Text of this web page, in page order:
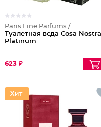
Paris Line Parfums /
Туалетная вода Cosa Nostra
Platinum
623 ₽